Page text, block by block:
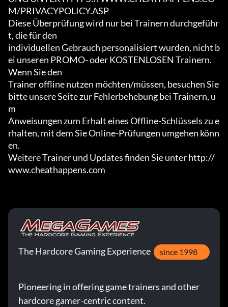
M/PRIVACYPOLICY.ASP
Diese Überprüfung wird nur bei Trainern durchgeführ
t, die für den
individuellen Gebrauch personalisiert wurden, nicht b
ei unseren PROMO- oder KOSTENLOSEN Trainern.
Wenn Sie den
Trainer offline nutzen möchten/müssen, besuchen Sie
bitte unsere Seite zur Fehlerbehebung bei Trainern, u
m
Anweisungen zum Erhalt eines Offline-Schlüssels zu e
rhalten, mit dem Sie Online-Prüfungen umgehen könn
en.
Weitere Trainer und Updates finden Sie unter http://
www.cheathappens.com
The Hardcore Gaming Experience since 1998
Pioneering in offering game trainers and other
hardcore gamer-centric content.